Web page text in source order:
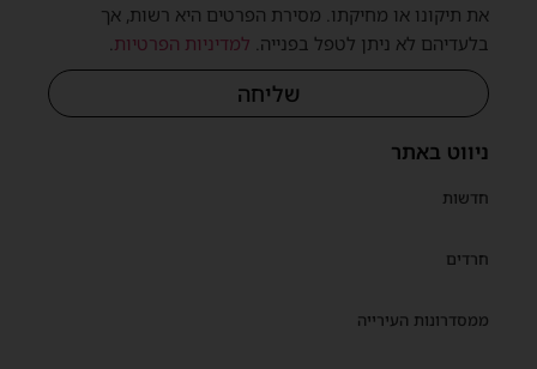
ניווט באתר
חדשות
חרדים
ממסדרונות העירייה
את תיקונו או מחיקתו. מסירת הפרטים היא רשות, אך
בלעדיהם לא ניתן לטפל בפנייה. למדיניות הפרטיות.
שליחה